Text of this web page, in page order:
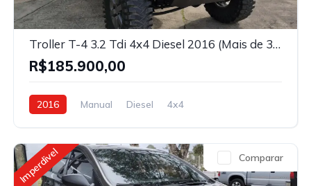
Troller T-4 3.2 Tdi 4x4 Diesel 2016 (Mais de 30 mil em acessorios)
R$185.900,00
2016 Manual Diesel 4x4
Imperdivel Comparar